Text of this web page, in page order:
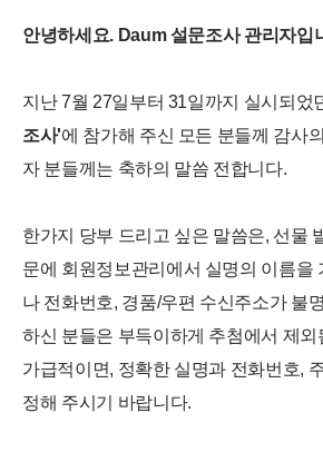
안녕하세요. Daum 설문조사 관리자입
지난 7월 27일부터 31일까지 실시되었
조사'에 참가해 주신 모든 분들께 감사
자 분들께는 축하의 말씀 전합니다.
한가지 당부 드리고 싶은 말씀은, 선물
문에 회원정보관리에서 실명의 이름을
나 전화번호, 경품/우편 수신주소가 불
하신 분들은 부득이하게 추첨에서 제
가급적이면, 정확한 실명과 전화번호,
정해 주시기 바랍니다.